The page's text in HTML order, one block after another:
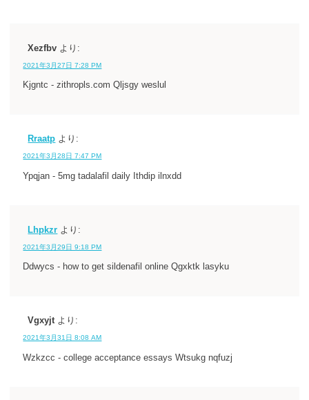
Xezfbv より:
2021年3月27日 7:28 PM
Kjgntc - zithropls.com Qljsgy weslul
Rraatp より:
2021年3月28日 7:47 PM
Ypqjan - 5mg tadalafil daily Ithdip ilnxdd
Lhpkzr より:
2021年3月29日 9:18 PM
Ddwycs - how to get sildenafil online Qgxktk lasyku
Vgxyjt より:
2021年3月31日 8:08 AM
Wzkzcc - college acceptance essays Wtsukg nqfuzj